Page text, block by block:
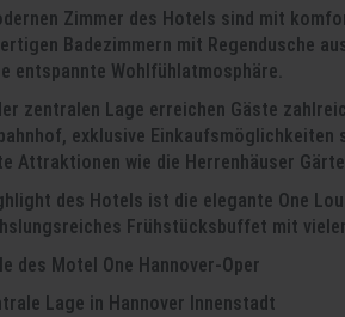
Zimmer des Hotels sind mit
Badezimmern mit Regendusche
entspannte Wohlfühlatmosphäre.
zentralen Lage erreichen Gäste
exklusive Einkaufsmöglichkeiten
Attraktionen wie die Herrenhäuser
des Hotels ist die elegante One
Frühstücksbuffet mit
des Motel One Hannover-Oper
Lage in Hannover Innenstadt